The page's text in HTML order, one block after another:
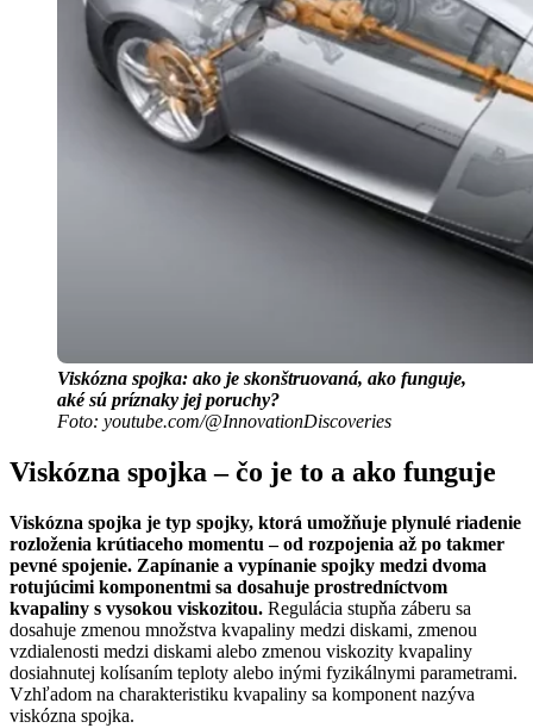
Viskózna spojka: ako je skonštruovaná, ako funguje,
aké sú príznaky jej poruchy?
Foto: youtube.com/@InnovationDiscoveries
Viskózna spojka – čo je to a ako funguje
Viskózna spojka je typ spojky, ktorá umožňuje plynulé riadenie
rozloženia krútiaceho momentu – od rozpojenia až po takmer
pevné spojenie. Zapínanie a vypínanie spojky medzi dvoma
rotujúcimi komponentmi sa dosahuje prostredníctvom
kvapaliny s vysokou viskozitou. Regulácia stupňa záberu sa
dosahuje zmenou množstva kvapaliny medzi diskami, zmenou
vzdialenosti medzi diskami alebo zmenou viskozity kvapaliny
dosiahnutej kolísaním teploty alebo inými fyzikálnymi parametrami.
Vzhľadom na charakteristiku kvapaliny sa komponent nazýva
viskózna spojka.